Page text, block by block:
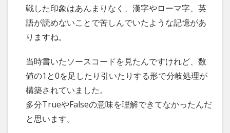
戦した印象はあんまりなく、漢字やローマ字、英
語が読めないことで苦しんでいたような記憶があ
りますね。
当時書いたソースコードを見たんですけれど、数
値の1と0を足したり引いたりする形で分岐処理が
構築されていました。
多分TrueやFalseの意味を理解できてなかったんだ
と思います。